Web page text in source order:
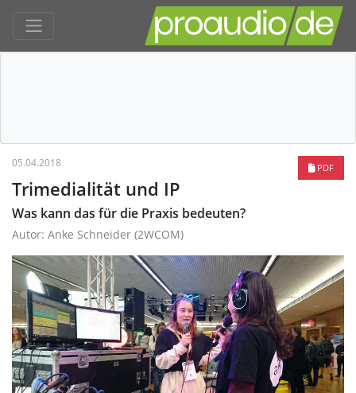
PDF
05.04.2018
Trimedialität und IP
Was kann das für die Praxis bedeuten?
Autor: Anke Schneider (2WCOM)